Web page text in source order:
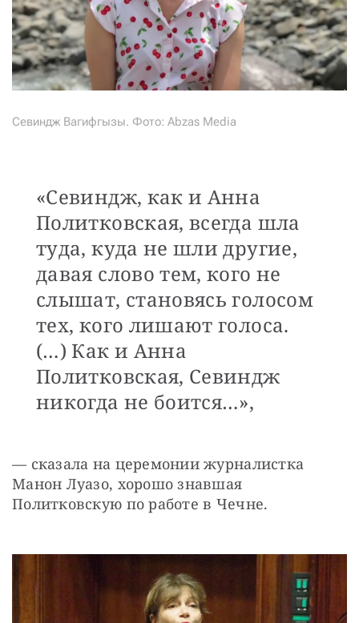
Севиндж Вагифгызы. Фото: Abzas Media
«Севиндж, как и Анна
Политковская, всегда шла
туда, куда не шли другие,
давая слово тем, кого не
слышат, становясь голосом
тех, кого лишают голоса.
(…) Как и Анна
Политковская, Севиндж
никогда не боится…»,
— сказала на церемонии журналистка
Манон Луазо, хорошо знавшая
Политковскую по работе в Чечне.